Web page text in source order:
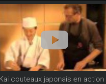
Kai couteaux japonais en action